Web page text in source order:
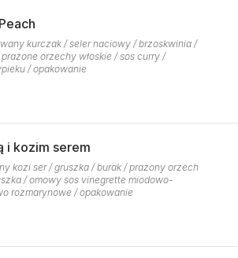
kurczak / seler naciowy / brzoskwinia /
orzechy włoskie / sos curry /
/ opakowanie
i kozim serem
kozi ser / gruszka / burak / prażony orzech
/ omowy sos vinegrette miodowo-
rozmarynowe / opakowanie